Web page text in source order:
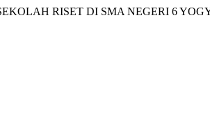
RISET DI SMA NEGERI 6